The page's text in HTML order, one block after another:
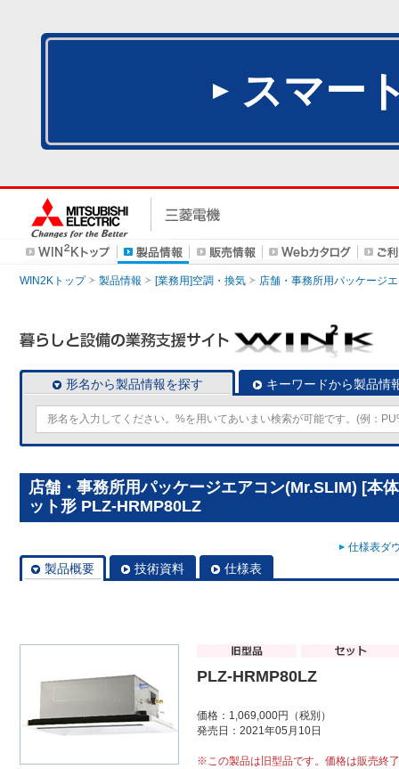
スマー
WIN2Kトップ 製品情報 [業務用]空調・換気 店舗・事務所用パッケージ
形名から製品情報を探す キーワードから製品情
店舗・事務所用パッケージエアコン(Mr.SLIM) [本
ット形 PLZ-HRMP80LZ
仕様表ダ
製品概要 技術資料 仕様表
PLZ-HRMP80LZ
価格：1,069,000円（税別）
発売日：2021年05月10日
※この製品は旧型品です。価格は販売終